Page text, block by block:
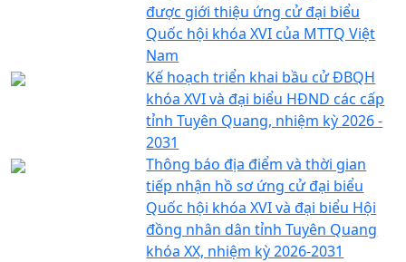
được giới thiệu ứng cử đại biểu
Quốc hội khóa XVI của MTTQ Việt
Nam
Kế hoạch triển khai bầu cử ĐBQH
khóa XVI và đại biểu HĐND các cấp
tỉnh Tuyên Quang, nhiệm kỳ 2026 -
2031
Thông báo địa điểm và thời gian
tiếp nhận hồ sơ ứng cử đại biểu
Quốc hội khóa XVI và đại biểu Hội
đồng nhân dân tỉnh Tuyên Quang
khóa XX, nhiệm kỳ 2026-2031